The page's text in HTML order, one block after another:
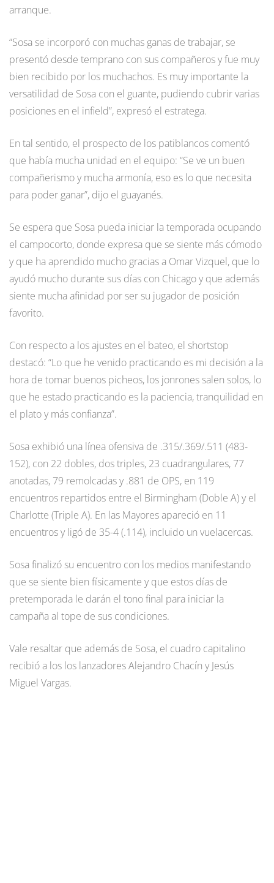
arranque.
“Sosa se incorporó con muchas ganas de trabajar, se
presentó desde temprano con sus compañeros y fue muy
bien recibido por los muchachos. Es muy importante la
versatilidad de Sosa con el guante, pudiendo cubrir varias
posiciones en el infield”, expresó el estratega.
En tal sentido, el prospecto de los patiblancos comentó
que había mucha unidad en el equipo: “Se ve un buen
compañerismo y mucha armonía, eso es lo que necesita
para poder ganar”, dijo el guayanés.
Se espera que Sosa pueda iniciar la temporada ocupando
el campocorto, donde expresa que se siente más cómodo
y que ha aprendido mucho gracias a Omar Vizquel, que lo
ayudó mucho durante sus días con Chicago y que además
siente mucha afinidad por ser su jugador de posición
favorito.
Con respecto a los ajustes en el bateo, el shortstop
destacó: “Lo que he venido practicando es mi decisión a la
hora de tomar buenos picheos, los jonrones salen solos, lo
que he estado practicando es la paciencia, tranquilidad en
el plato y más confianza”.
Sosa exhibió una línea ofensiva de .315/.369/.511 (483-
152), con 22 dobles, dos triples, 23 cuadrangulares, 77
anotadas, 79 remolcadas y .881 de OPS, en 119
encuentros repartidos entre el Birmingham (Doble A) y el
Charlotte (Triple A). En las Mayores apareció en 11
encuentros y ligó de 35-4 (.114), incluido un vuelacercas.
Sosa finalizó su encuentro con los medios manifestando
que se siente bien físicamente y que estos días de
pretemporada le darán el tono final para iniciar la
campaña al tope de sus condiciones.
Vale resaltar que además de Sosa, el cuadro capitalino
recibió a los los lanzadores Alejandro Chacín y Jesús
Miguel Vargas.